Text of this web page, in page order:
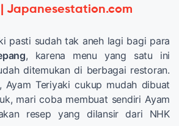
Japanesestation.com
pasti sudah tak aneh lagi bagi para
, karena menu yang satu ini
ditemukan di berbagai restoran.
Ayam Teriyaki cukup mudah dibuat
mari coba membuat sendiri Ayam
resep yang dilansir dari NHK